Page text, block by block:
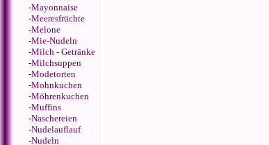
-Mayonnaise
-Meeresfrüchte
-Melone
-Mie-Nudeln
-Milch - Getränke
-Milchsuppen
-Modetorten
-Mohnkuchen
-Möhrenkuchen
-Muffins
-Naschereien
-Nudelauflauf
-Nudeln